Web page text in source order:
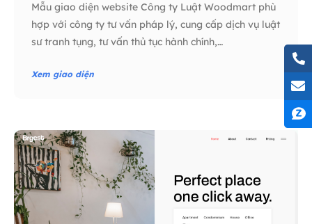
Mẫu giao diện website Công ty Luật Woodmart phù
hợp với công ty tư vấn pháp lý, cung cấp dịch vụ luật
sư tranh tụng, tư vấn thủ tục hành chính,…
Xem giao diện